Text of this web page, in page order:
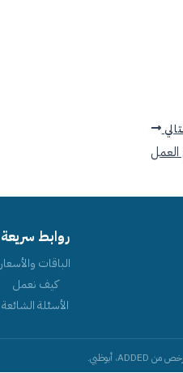
العمل
روابط سريعة
الباقات والأسعار
كيف نعمل
الأسئلة الشائعة